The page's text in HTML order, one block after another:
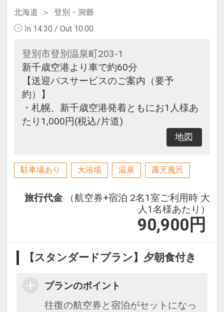
北海道
登別・洞爺
In 14:30 / Out 10:00
登別市登別温泉町203-1
新千歳空港より車で約60分
【送迎バスサービスのご案内（要予
約）】
・札幌、新千歳空港発着ともにお1人様あ
たり1,000円(税込/片道)
地図
駐車場あり 大浴場 温泉 露天風呂
旅行代金
（航空券+宿泊 2名1室ご利用時 大
人1名様あたり）
90,900 円
【スタンダードプラン】夕朝食付き
プランのポイント
往復の航空券と宿泊がセットになっ